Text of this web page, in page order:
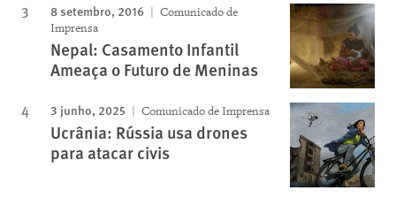
8 setembro, 2016
Comunicado de
Imprensa
Nepal: Casamento Infantil
Ameaça o Futuro de Meninas
3 junho, 2025 Comunicado de Imprensa
Ucrânia: Rússia usa drones
para atacar civis